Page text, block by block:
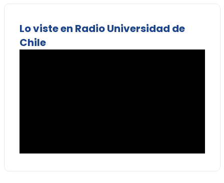
Lo viste en Radio Universidad de
Chile